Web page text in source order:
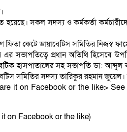
সকল সদস্য ও কর্মকর্তা
কেটে ডায়াবেটিস সমিতির নিজস্ব
এর সভাপতিত্বে প্রধান অতিথি
হাসপাতালের সহ সভাপতি ডা:
সমিতির সদস্য তারিকুর রহমান
it on Facebook or the like> See
it on Facebook or the like)